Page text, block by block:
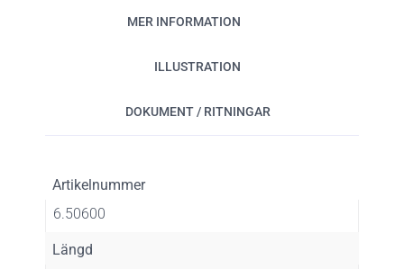
MER INFORMATION
ILLUSTRATION
DOKUMENT / RITNINGAR
Artikelnummer
6.50600
Längd